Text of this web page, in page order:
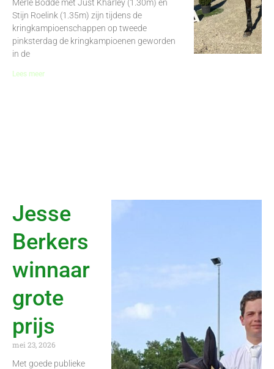
Merle Bodde met Just Kharley (1.30m) en
Stijn Roelink (1.35m) zijn tijdens de
kringkampioenschappen op tweede
pinksterdag de kringkampioenen geworden
in de
Lees meer
Jesse
Berkers
winnaar
grote
prijs
mei 23, 2026
Met goede publieke